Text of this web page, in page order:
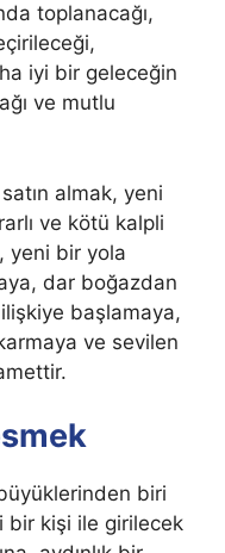
toplanacağı,
iyi bir geleceğin
ve mutlu
almak, yeni
ve kötü kalpli
yeni bir yola
dar boğazdan
başlamaya,
ve sevilen
biri
bir kişi ile girilecek